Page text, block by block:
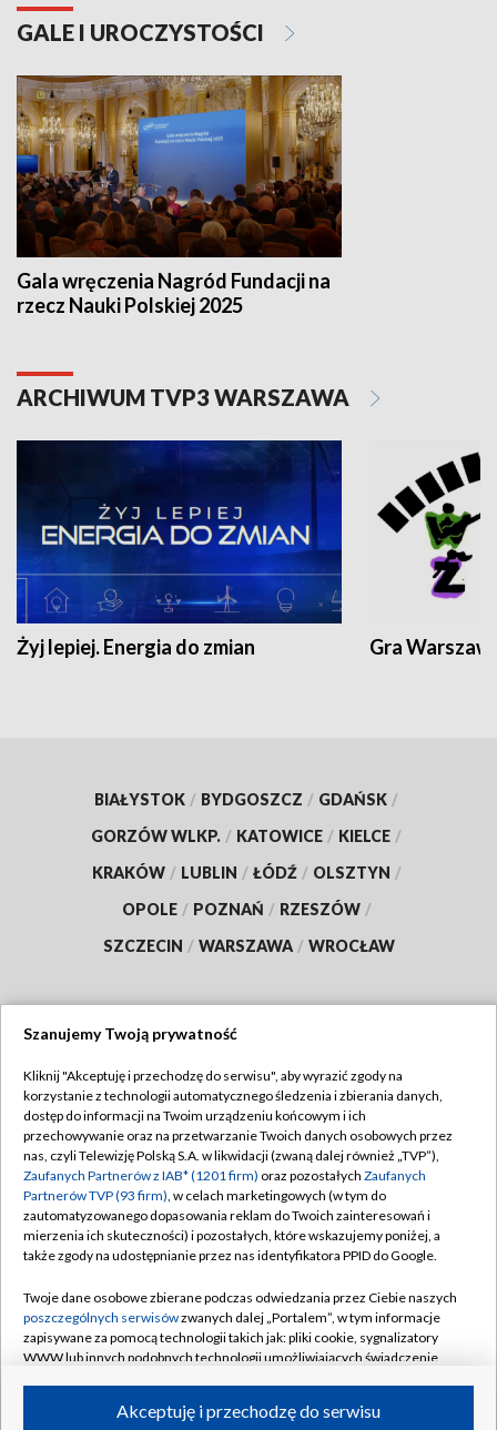
GALE I UROCZYSTOŚCI
Gala wręczenia Nagród Fundacji na
rzecz Nauki Polskiej 2025
ARCHIWUM TVP3 WARSZAWA
Żyj lepiej. Energia do zmian Gra
BIAŁYSTOK / BYDGOSZCZ / GDAŃSK /
GORZÓW WLKP. / KATOWICE / KIELCE /
KRAKÓW / LUBLIN / ŁÓDŹ / OLSZTYN /
OPOLE / POZNAŃ / RZESZÓW /
SZCZECIN / WARSZAWA / WROCŁAW
TVP
Abonament TVP
Emisja w TVP
Centrum informacji TVP
Naziemna Telewizja Cyfrowa
Rada Programowa
System NOS
Informacje o nadawcy
Program dla prasy
Regulamin TVP
Polityka prywatności
Moje zgody
Pomoc
Kontakt
Kanały
Szanujemy Twoją prywatność
Kliknij "Akceptuję i przechodzę do serwisu", aby wyrazić zgody na
korzystanie z technologii automatycznego śledzenia i zbierania danych,
dostęp do informacji na Twoim urządzeniu końcowym i ich
przechowywanie oraz na przetwarzanie Twoich danych osobowych przez
nas, czyli Telewizję Polską S.A. w likwidacji (zwaną dalej również „TVP”),
Zaufanych Partnerów z IAB* (1201 firm) oraz pozostałych Zaufanych
Partnerów TVP (93 firm), w celach marketingowych (w tym do
zautomatyzowanego dopasowania reklam do Twoich zainteresowań i
mierzenia ich skuteczności) i pozostałych, które wskazujemy poniżej, a
także zgody na udostępnianie przez nas identyfikatora PPID do Google.
Twoje dane osobowe zbierane podczas odwiedzania przez Ciebie naszych
poszczególnych serwisówzwanych dalej „Portalem”, w tym informacje
zapisywane za pomocą technologii takich jak: pliki cookie, sygnalizatory
WWW lub innych podobnych technologii umożliwiających świadczenie
ruchu w Internecie.Akceptuję i przechodzę do serwisu